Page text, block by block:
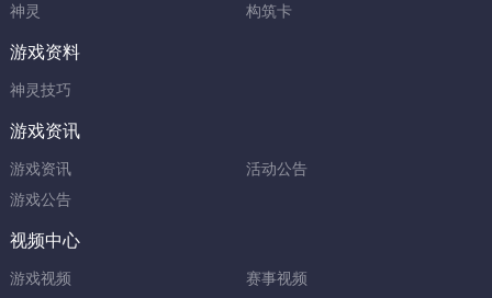
神灵 构筑卡
游戏资料
神灵技巧
游戏资讯
游戏资讯
活动公告
游戏公告
视频中心
游戏视频 赛事视频